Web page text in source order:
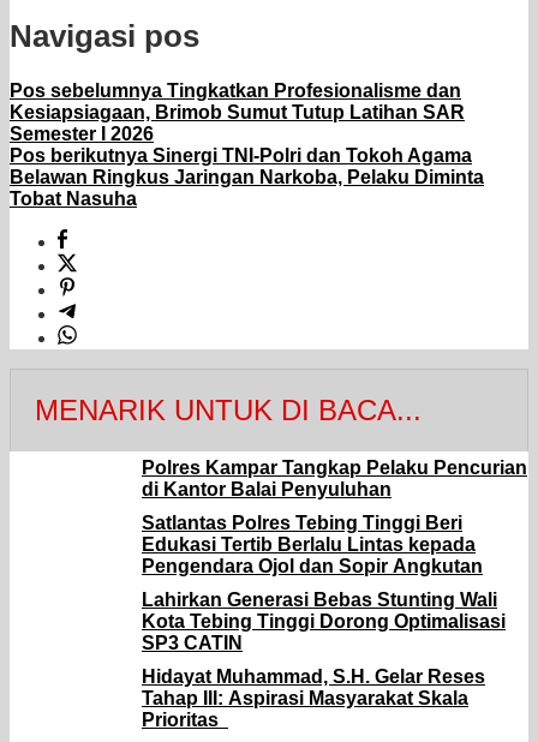
Navigasi pos
Pos sebelumnya Tingkatkan Profesionalisme dan
Kesiapsiagaan, Brimob Sumut Tutup Latihan SAR
Semester I 2026
Pos berikutnya Sinergi TNI-Polri dan Tokoh Agama
Belawan Ringkus Jaringan Narkoba, Pelaku Diminta
Tobat Nasuha
MENARIK UNTUK DI BACA...
Polres Kampar Tangkap Pelaku Pencurian
di Kantor Balai Penyuluhan
Satlantas Polres Tebing Tinggi Beri
Edukasi Tertib Berlalu Lintas kepada
Pengendara Ojol dan Sopir Angkutan
Lahirkan Generasi Bebas Stunting Wali
Kota Tebing Tinggi Dorong Optimalisasi
SP3 CATIN
Hidayat Muhammad, S.H. Gelar Reses
Tahap III: Aspirasi Masyarakat Skala